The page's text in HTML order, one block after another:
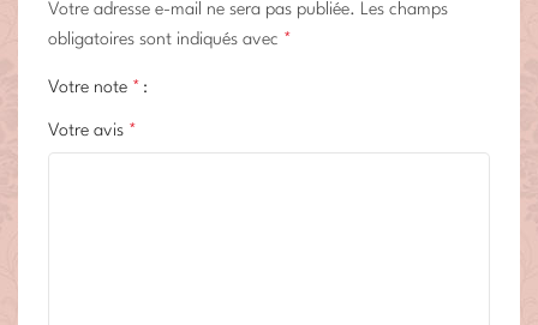
Votre adresse e-mail ne sera pas publiée. Les champs
obligatoires sont indiqués avec *
Votre note *
Votre avis *